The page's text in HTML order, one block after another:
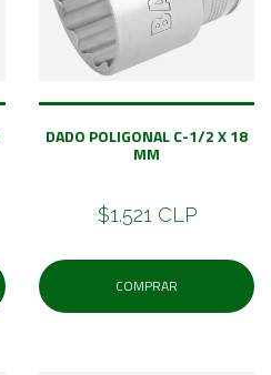
DADO POLIGONAL C-1/2 X 18
MM
$1.521 CLP
COMPRAR